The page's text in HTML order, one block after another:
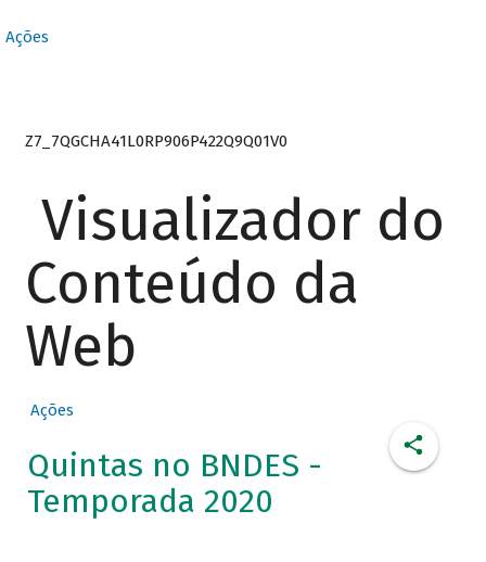
Ações
Z7_7QGCHA41L0RP906P422Q9Q01V0
Visualizador do
Conteúdo da
Web
Ações
Quintas no BNDES -
Temporada 2020